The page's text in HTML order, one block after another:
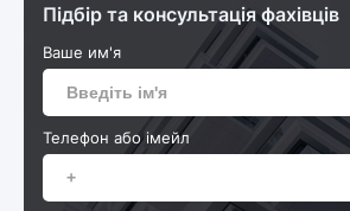
Підбір та консультація фахівців
Ваше им'я
Телефон або імейл